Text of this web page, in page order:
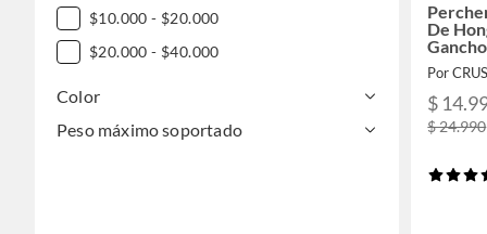
$10.000 - $20.000
$20.000 - $40.000
Color
Peso máximo soportado
De
Por
$
$ 24.990